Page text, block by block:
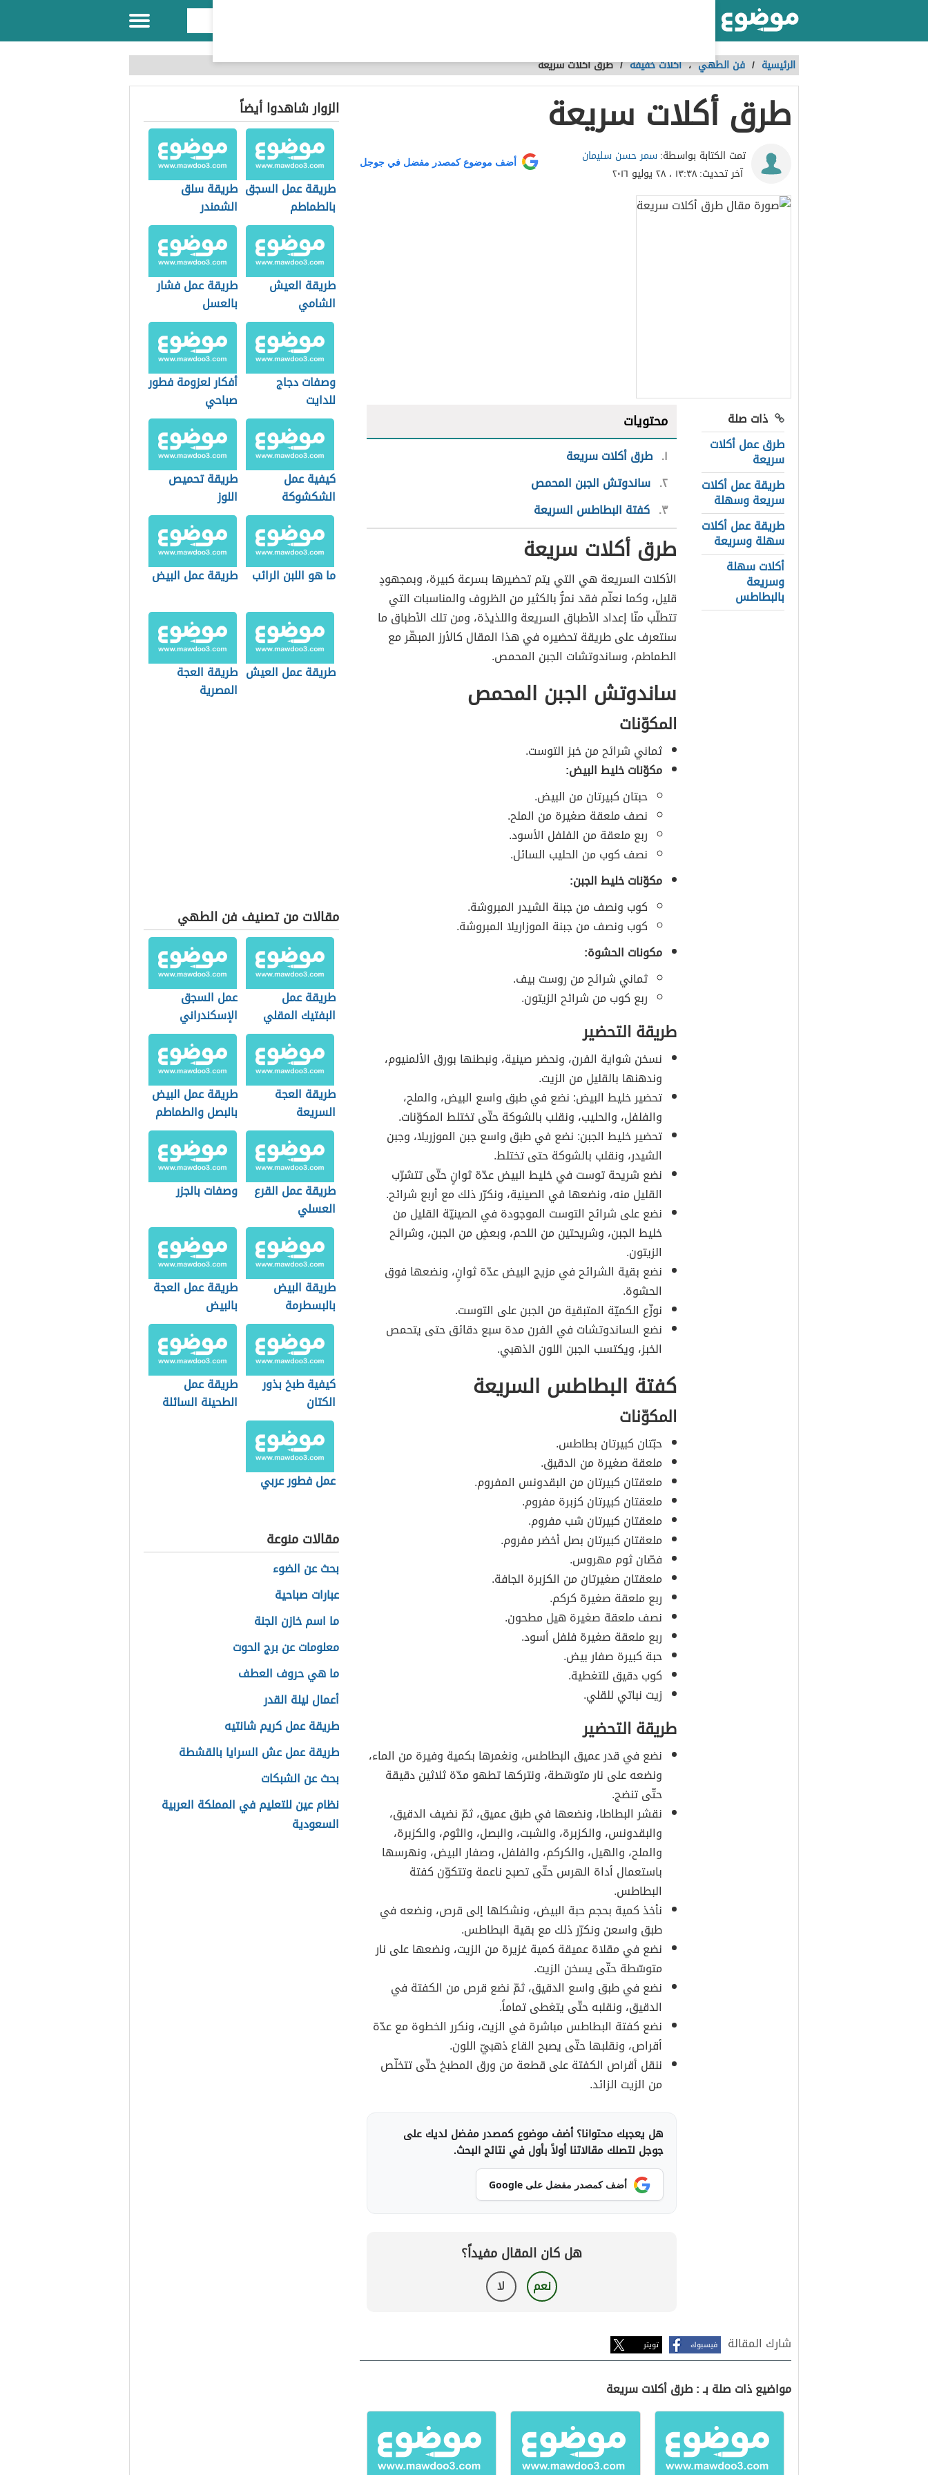
الرئيسية / فن الطهي،أكلات خفيفة /طرق أكلات سريعة
طرق أكلات سريعة
تمت الكتابة بواسطة:سمر حسن سليمان
آخر تحديث:١٣:٣٨ ، ٢٨ يوليو ٢٠١٦
أضف موضوع كمصدر مفضل في جوجل
ذات صلة
طرق عمل أكلات
سريعة
طريقة عمل أكلات
سريعة وسهلة
طريقة عمل أكلات
سهلة وسريعة
أكلات سهلة
وسريعة
بالبطاطس
محتويات
١ طرق أكلات سريعة
٢ ساندوتش الجبن المحمص
٣ كفتة البطاطس السريعة
طرق أكلات سريعة
الأكلات السريعة هي التي يتم تحضيرها بسرعة كبيرة، وبمجهودٍ
قليل، وكما نعلّم فقد نمرُّ بالكثير من الظروف والمناسبات التي
تتطلّب منّا إعداد الأطباق السريعة واللذيذة، ومن تلك الأطباق ما
سنتعرف على طريقة تحضيره في هذا المقال كالأرز المبهّر مع
الطماطم، وساندوتشات الجبن المحمص.
ساندوتش الجبن المحمص
المكوّنات
ثماني شرائح من خبز التوست.
مكوّنات خليط البيض:
حبتان كبيرتان من البيض.
نصف ملعقة صغيرة من الملح.
ربع ملعقة من الفلفل الأسود.
نصف كوب من الحليب السائل.
مكوّنات خليط الجبن:
كوب ونصف من جبنة الشيدر المبروشة.
كوب ونصف من جبنة الموزاريلا المبروشة.
مكونات الحشوة:
ثماني شرائح من روست بيف.
ربع كوب من شرائح الزيتون.
طريقة التحضير
نسخن شواية الفرن، ونحضر صينية، ونبطنها بورق الألمنيوم،
وندهنها بالقليل من الزيت.
تحضير خليط البيض: نضع في طبق واسع البيض، والملح،
والفلفل، والحليب، ونقلب بالشوكة حتّى تختلط المكوّنات.
تحضير خليط الجبن: نضع في طبق واسع جبن الموزريلا، وجبن
الشيدر، ونقلب بالشوكة حتى تختلط.
نضع شريحة توست في خليط البيض عدّة ثوانٍ حتّى تتشرّب
القليل منه، ونضعها في الصينية، ونكرّر ذلك مع أربع شرائح.
نضع على شرائح التوست الموجودة في الصينيّة القليل من
خليط الجبن، وشريحتين من اللحم، وبعضٍ من الجبن، وشرائح
الزيتون.
نضع بقية الشرائح في مزيج البيض عدّة ثوانٍ، ونضعها فوق
الحشوة.
نوزّع الكميّة المتبقية من الجبن على التوست.
نضع الساندوتشات في الفرن مدة سبع دقائق حتى يتحمص
الخبز، ويكتسب الجبن اللون الذهبي.
كفتة البطاطس السريعة
المكوّنات
حبّتان كبيرتان بطاطس.
ملعقة صغيرة من الدقيق.
ملعقتان كبيرتان من البقدونس المفروم.
ملعقتان كبيرتان كزبرة مفروم.
ملعقتان كبيرتان شب مفروم.
ملعقتان كبيرتان بصل أخضر مفروم.
فصّان ثوم مهروس.
ملعقتان صغيرتان من الكزبرة الجافة.
ربع ملعقة صغيرة كركم.
نصف ملعقة صغيرة هيل مطحون.
ربع ملعقة صغيرة فلفل أسود.
حبة كبيرة صفار بيض.
كوب دقيق للتغطية.
زيت نباتي للقلي.
طريقة التحضير
نضع في قدر عميق البطاطس، ونغمرها بكمية وفيرة من الماء،
ونضعه على نار متوسّطة، ونتركها تطهو مدّة ثلاثين دقيقة
حتّى تنضج.
نقشر البطاطا، ونضعها في طبق عميق، ثمّ نضيف الدقيق،
والبقدونس، والكزبرة، والشبت، والبصل، والثوم، والكزبرة،
والملح، والهيل، والكركم، والفلفل، وصفار البيض، ونهرسها
باستعمال أداة الهرس حتّى تصبح ناعمة وتتكوّن كفتة
البطاطس.
نأخذ كمية بحجم حبة البيض، ونشكلها إلى قرص، ونضعه في
طبق واسعن ونكرّر ذلك مع بقية البطاطس.
نضع في مقلاة عميقة كمية غزيرة من الزيت، ونضعها على نار
متوسّطة حتّى يسخن الزيت.
نضع في طبق واسع الدقيق، ثمّ نضع قرص من الكفتة في
الدقيق، ونقلبه حتّى يتغطى تماماً.
نضع كفتة البطاطس مباشرة في الزيت، ونكرر الخطوة مع عدّة
أقراص، ونقلبها حتّى يصبح القاع ذهبيّ اللون.
ننقل أقراص الكفتة على قطعة من ورق المطبخ حتّى تتخلّص
من الزيت الزائد.
هل يعجبك محتوانا؟ أضف موضوع كمصدر مفضل لديك على
جوجل لتصلك مقالاتنا أولاً بأول في نتائج البحث.
أضف كمصدر مفضل على Google
هل كان المقال مفيداً؟
نعم لا
شارك المقالة فيسبوك تويتر
مواضيع ذات صلة بـ : طرق أكلات سريعة
الزوار شاهدوا أيضاً
طريقة عمل السجق
بالطماطم
طريقة سلق
الشمندر
طريقة العيش
الشامي
طريقة عمل فشار
بالعسل
وصفات دجاج
للدايت
أفكار لعزومة فطور
صباحي
كيفية عمل
الشكشوكة
طريقة تحميص
اللوز
ما هو اللبن الرائب طريقة عمل البيض
طريقة عمل العيش طريقة العجة
المصرية
مقالات من تصنيف فن الطهي
طريقة عمل
البفتيك المقلي
عمل السجق
الإسكندراني
طريقة العجة
السريعة
طريقة عمل البيض
بالبصل والطماطم
طريقة عمل القرع
العسلي
وصفات بالجزر
طريقة البيض
بالبسطرمة
طريقة عمل العجة
بالبيض
كيفية طبخ بذور
الكتان
طريقة عمل
الطحينة السائلة
عمل فطور عربي
مقالات منوعة
بحث عن الضوء
عبارات صباحية
ما اسم خازن الجنة
معلومات عن برج الحوت
ما هي حروف العطف
أعمال ليلة القدر
طريقة عمل كريم شانتيه
طريقة عمل عش السرايا بالقشطة
بحث عن الشبكات
نظام عين للتعليم في المملكة العربية
السعودية